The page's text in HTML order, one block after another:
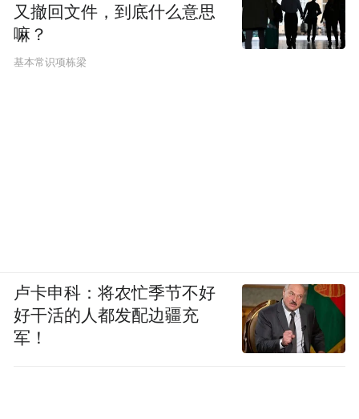
又撤回文件，到底什么意思
嘛？
基本常识项栋梁
卢卡申科：将农忙季节不好
好干活的人都发配边疆充
军！